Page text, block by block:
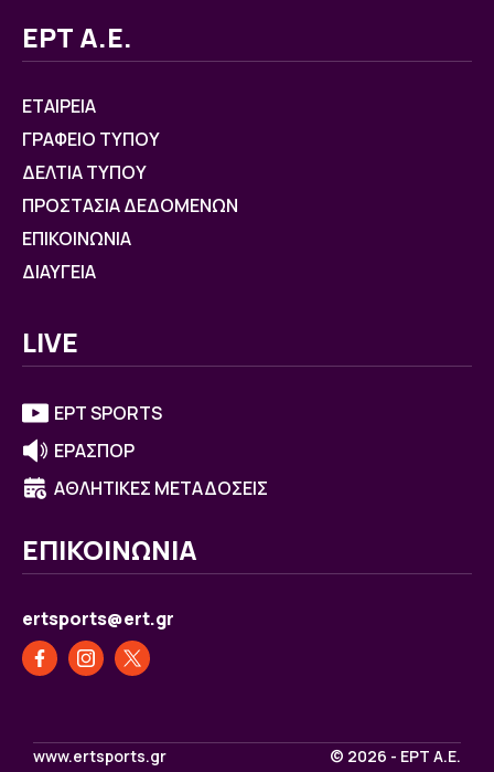
ΕΡΤ Α.Ε.
ΕΤΑΙΡΕΙΑ
ΓΡΑΦΕΙΟ ΤΥΠΟΥ
ΔΕΛΤΙΑ ΤΥΠΟΥ
ΠΡΟΣΤΑΣΙΑ ΔΕΔΟΜΕΝΩΝ
ΕΠΙΚΟΙΝΩΝΙΑ
ΔΙΑΥΓΕΙΑ
LIVE
ΕΡΤ SPORTS
ΕΡΑΣΠΟΡ
ΑΘΛΗΤΙΚΕΣ ΜΕΤΑΔΟΣΕΙΣ
ΕΠΙΚΟΙΝΩΝΙΑ
ertsports@ert.gr
www.ertsports.gr © 2026 - ΕΡΤ Α.Ε.